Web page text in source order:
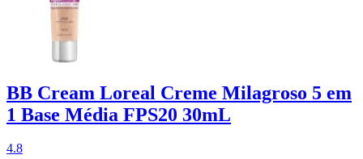
BB Cream Loreal Creme Milagroso 5 em
1 Base Média FPS20 30mL
4.8